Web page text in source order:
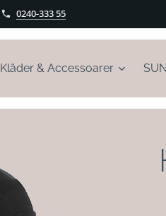
0240-333 55
Kläder & Accessoarer